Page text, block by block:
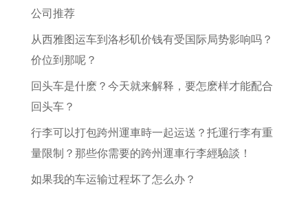
公司推荐
从西雅图运车到洛杉矶价钱有受国际局势影响吗？
价位到那呢？
回头车是什麽？今天就来解释，要怎麽样才能配合
回头车？
行李可以打包跨州運車時一起运送？托運行李有重
量限制？那些你需要的跨州運車行李經驗談！
如果我的车运输过程坏了怎么办？